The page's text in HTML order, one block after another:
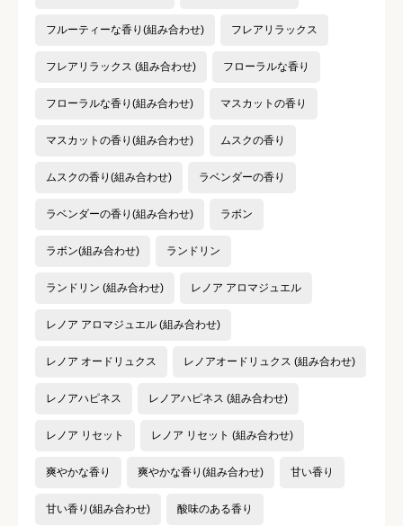
フルーティーな香り(組み合わせ) フレアリラックス
フレアリラックス (組み合わせ) フローラルな香り
フローラルな香り(組み合わせ) マスカットの香り
マスカットの香り(組み合わせ) ムスクの香り
ムスクの香り(組み合わせ) ラベンダーの香り
ラベンダーの香り(組み合わせ) ラボン
ラボン(組み合わせ) ランドリン
ランドリン (組み合わせ) レノア アロマジュエル
レノア アロマジュエル (組み合わせ)
レノア オードリュクス レノアオードリュクス (組み合わせ)
レノアハピネス レノアハピネス (組み合わせ)
レノア リセット レノア リセット (組み合わせ)
爽やかな香り 爽やかな香り(組み合わせ) 甘い香り
甘い香り(組み合わせ) 酸味のある香り